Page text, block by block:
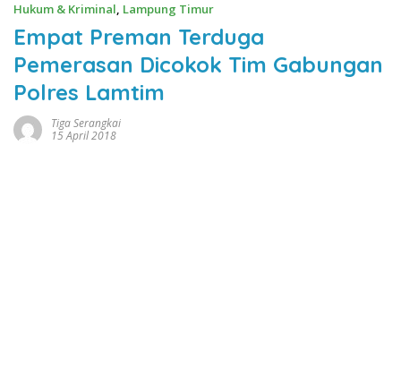
Hukum & Kriminal, Lampung Timur
Empat Preman Terduga
Pemerasan Dicokok Tim Gabungan
Polres Lamtim
Tiga Serangkai
15 April 2018